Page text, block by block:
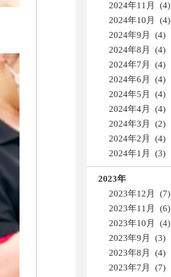
2024年11月 (4)
2024年10月 (4)
2024年9月 (4)
2024年8月 (4)
2024年7月 (4)
2024年6月 (4)
2024年5月 (4)
2024年4月 (4)
2024年3月 (2)
2024年2月 (4)
2024年1月 (3)
2023年
2023年12月 (7)
2023年11月 (6)
2023年10月 (4)
2023年9月 (3)
2023年8月 (4)
2023年7月 (7)